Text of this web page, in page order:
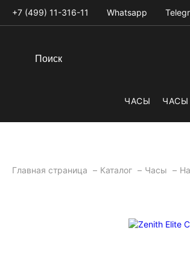
+7 (499) 11-316-11 Whatsapp
ЧАСЫ ЧАСЫ
Главная страница Каталог Часы